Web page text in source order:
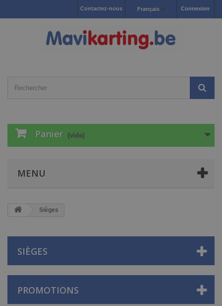
Connexion
Français
Contactez-nous
Panier (vide)
MENU
Sièges
SIÈGES
PROMOTIONS